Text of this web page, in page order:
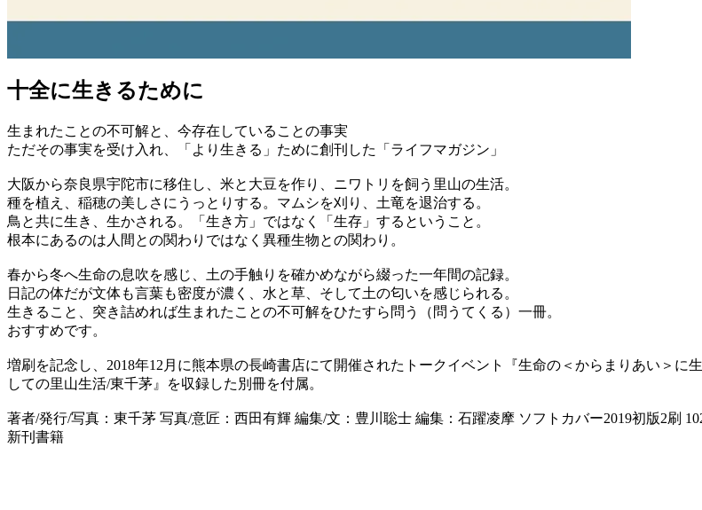
十全に生きるために
生まれたことの不可解と、今存在していることの事実
ただその事実を受け入れ、「より生きる」ために創刊した「ライフマガジン」
大阪から奈良県宇陀市に移住し、米と大豆を作り、ニワトリを飼う里山の生活。
種を植え、稲穂の美しさにうっとりする。マムシを刈り、土竜を退治する。
鳥と共に生き、生かされる。「生き方」ではなく「生存」するということ。
根本にあるのは人間との関わりではなく異種生物との関わり。
春から冬へ生命の息吹を感じ、土の手触りを確かめながら綴った一年間の記録。
日記の体だが文体も言葉も密度が濃く、水と草、そして土の匂いを感じられる。
生きること、突き詰めれば生まれたことの不可解をひたすら問う（問うてくる）一冊。
おすすめです。
増刷を記念し、2018年12月に熊本県の長崎書店にて開催されたトークイベント『生命の＜からまりあい＞
しての里山生活/東千茅』を収録した別冊を付属。
著者/発行/写真：東千茅 写真/意匠：西田有輝 編集/文：豊川聡士 編集：石躍凌摩 ソフトカバー2019初版2刷
新刊書籍